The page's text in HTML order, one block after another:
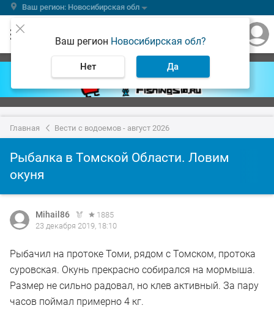
Ваш регион: Новосибирская обл
Ваш регион Новосибирская обл?
Нет Да
Главная Вести с водоемов - август 2026
Рыбалка в Томской Области. Ловим
окуня
Mihail86
1885
23 декабря 2019, 18:10
Рыбачил на протоке Томи, рядом с Томском, протока
суровская. Окунь прекрасно собирался на мормыша.
Размер не сильно радовал, но клев активный. За пару
часов поймал примерно 4 кг.